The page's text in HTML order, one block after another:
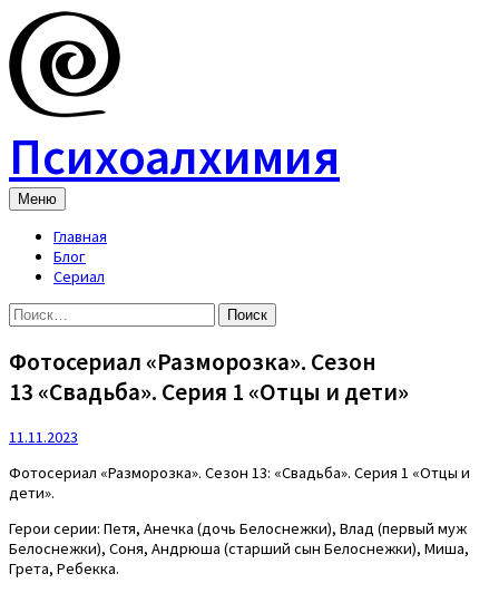
Skip
to
content
Психоалхимия
Меню
Главная
Блог
Сериал
Найти:
Фотосериал «Разморозка». Сезон
13 «Свадьба». Серия 1 «Отцы и дети»
11.11.2023
Фотосериал «Разморозка». Сезон 13: «Свадьба». Серия 1 «Отцы и
дети».
Герои серии: Петя, Анечка (дочь Белоснежки), Влад (первый муж
Белоснежки), Соня, Андрюша (старший сын Белоснежки), Миша,
Грета, Ребекка.